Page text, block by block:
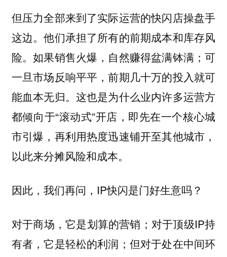
但压力全部来到了实际运营的快闪店操盘手
这边。他们承担了所有的前期成本和库存风
险。如果销售火爆，自然赚得盆满钵满；可
一旦市场反响平平，前期几十万的投入就可
能血本无归。这也是为什么业内许多运营方
都倾向于“滚动式”开店，即先在一个核心城
市引爆，再利用热度迅速铺开至其他城市，
以此来分摊风险和成本。
因此，我们再问，IP快闪是门好生意吗？
对于商场，它是划算的营销；对于顶级IP持
有者，它是轻松的利润；但对于处在中间环